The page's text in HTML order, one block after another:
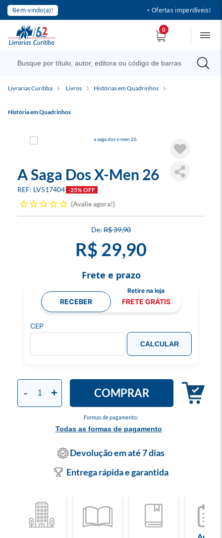
Bem-vindo(a)! • Ofertas imperdíveis!
0
Livrarias Curitiba Livros Histórias em Quadrinhos
História em Quadrinhos
A Saga Dos X-Men 26
LV517404 -25% OFF
Avalie agora!
R$ 39,90
R$ 29,90
Formas de pagamento:
Todas as formas de pagamento
- + COMPRAR
Frete e prazo
RECEBER FRETE GRÁTIS
CEP
CALCULAR
Devolução em até 7 dias
Entrega rápida e garantida